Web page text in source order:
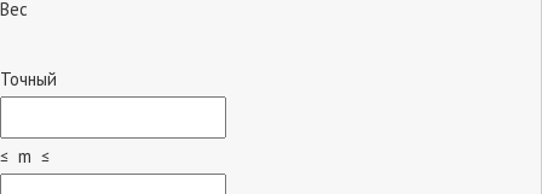
Вес
Точный
≤ m ≤